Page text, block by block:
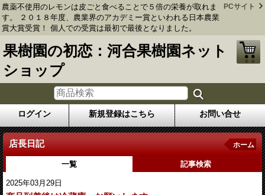
農薬不使用のレモンは皮ごと食べることで５倍の栄養が取れま
す。 ２０１８年度、農業界のアカデミー賞といわれる日本農業
賞大賞受賞！ 個人での受賞は最初で最後となりました。
PCサイト
果樹園の初恋：河合果樹園ネット
ショップ
ログイン 新規登録はこちら お問い合せ
店長日記 ホーム
一覧 記事検索
2025年03月29日